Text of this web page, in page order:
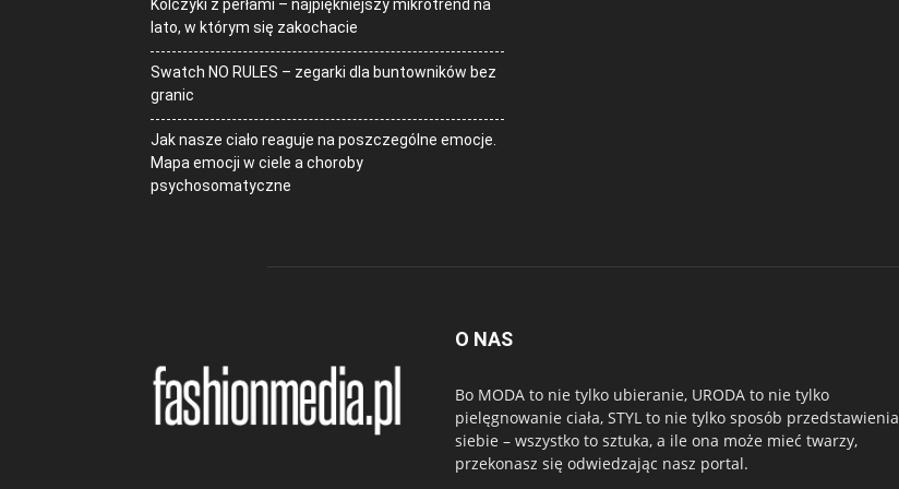
Kolczyki z perłami – najpiękniejszy mikrotrend na
lato, w którym się zakochacie
Swatch NO RULES – zegarki dla buntowników bez
granic
Jak nasze ciało reaguje na poszczególne emocje.
Mapa emocji w ciele a choroby
psychosomatyczne
O NAS
Bo MODA to nie tylko ubieranie, URODA to nie tylko
pielęgnowanie ciała, STYL to nie tylko sposób przedstawienia
siebie – wszystko to sztuka, a ile ona może mieć twarzy,
przekonasz się odwiedzając nasz portal.